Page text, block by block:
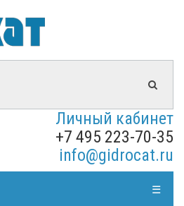
Личный кабинет
+7 495 223-70-35
info@gidrocat.ru
☰